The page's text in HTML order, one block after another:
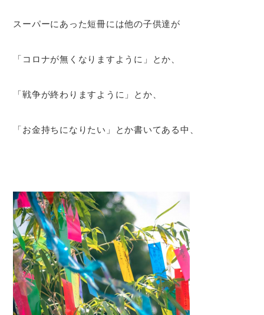
スーパーにあった短冊には他の子供達が
「コロナが無くなりますように」とか、
「戦争が終わりますように」とか、
「お金持ちになりたい」とか書いてある中、